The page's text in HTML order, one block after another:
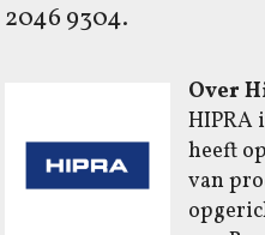
2046 9304.
Over
HIPRA
heeft
van